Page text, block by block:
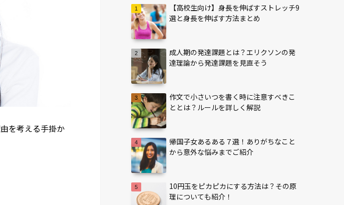
を考える手掛か
【高校生向け】身長を伸ばすストレッチ9
選と身長を伸ばす方法まとめ
成人期の発達課題とは？エリクソンの発
達理論から発達課題を見直そう
作文で小さいつを書く時に注意すべきこ
ととは？ルールを詳しく解説
帰国子女あるある７選！ありがちなこと
から意外な悩みまでご紹介
10円玉をピカピカにする方法は？その原
理についても紹介！